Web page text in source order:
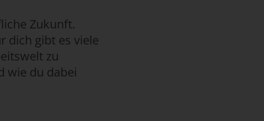
Zukunft.
dich gibt es viele
zu
wie du dabei